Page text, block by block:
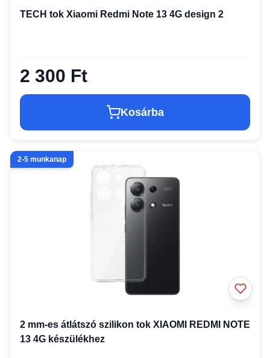
TECH tok Xiaomi Redmi Note 13 4G design 2
2 300 Ft
Kosárba
2-5 munkanap
2 mm-es átlátszó szilikon tok XIAOMI REDMI NOTE
13 4G készülékhez